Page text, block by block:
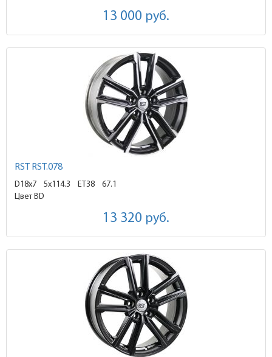
13 000 руб.
RST RST.078
D18x7 5x114.3 ET38
67.1
Цвет BD
13 320 руб.